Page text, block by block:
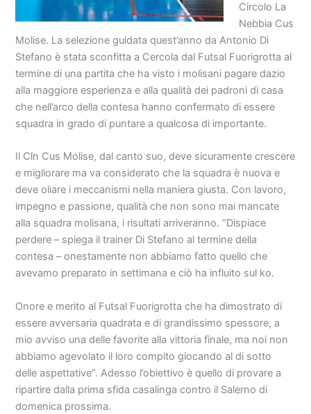
Circolo La
Nebbia Cus
Molise. La selezione guidata quest’anno da Antonio Di
Stefano è stata sconfitta a Cercola dal Futsal Fuorigrotta al
termine di una partita che ha visto i molisani pagare dazio
alla maggiore esperienza e alla qualità dei padroni di casa
che nell’arco della contesa hanno confermato di essere
squadra in grado di puntare a qualcosa di importante.
Il Cln Cus Molise, dal canto suo, deve sicuramente crescere
e migliorare ma va considerato che la squadra è nuova e
deve oliare i meccanismi nella maniera giusta. Con lavoro,
impegno e passione, qualità che non sono mai mancate
alla squadra molisana, i risultati arriveranno. “Dispiace
perdere – spiega il trainer Di Stefano al termine della
contesa – onestamente non abbiamo fatto quello che
avevamo preparato in settimana e ciò ha influito sul ko.
Onore e merito al Futsal Fuorigrotta che ha dimostrato di
essere avversaria quadrata e di grandissimo spessore, a
mio avviso una delle favorite alla vittoria finale, ma noi non
abbiamo agevolato il loro compito giocando al di sotto
delle aspettative”. Adesso l’obiettivo è quello di provare a
ripartire dalla prima sfida casalinga contro il Salerno di
domenica prossima.